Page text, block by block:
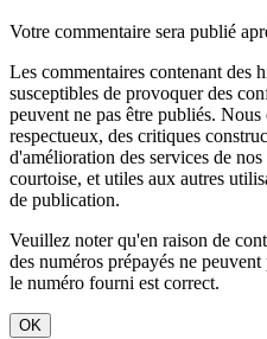
Votre commentaire sera publié
Les commentaires contenant des
susceptibles de provoquer des
peuvent ne pas être publiés. Nous
respectueux, des critiques
d'amélioration des services de
courtoise, et utiles aux autres
de publication.
Veuillez noter qu'en raison de
des numéros prépayés ne
le numéro fourni est correct.
OK